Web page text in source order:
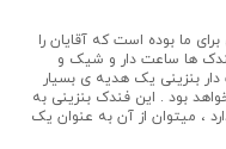
ما بوده است که آقایان را
ها ساعت دار و شیک و
بنزینی یک هدیه ی بسیار
بود . این فندک بنزینی به
، میتوان از آن به عنوان یک